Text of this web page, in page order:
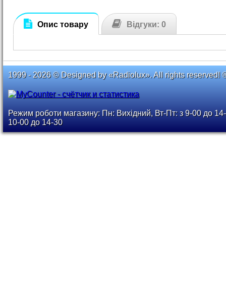
Опис товару Відгуки: 0
1999 - 2026 © Designed by «Radiolux». All rights reserved!
Режим роботи магазину: Пн: Вихідний, Вт-Пт: з 9-00 до
10-00 до 14-30